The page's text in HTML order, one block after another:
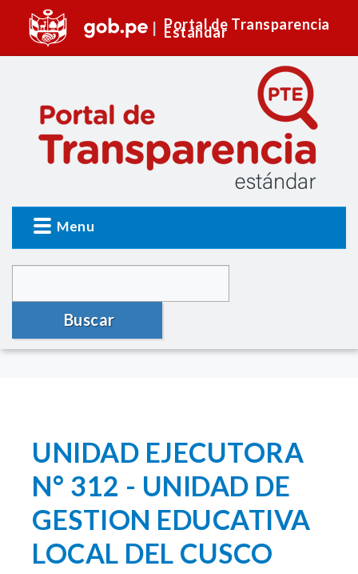
Portal de Transparencia
Estándar
Menu
Buscar
UNIDAD EJECUTORA
N° 312 - UNIDAD DE
GESTION EDUCATIVA
LOCAL DEL CUSCO